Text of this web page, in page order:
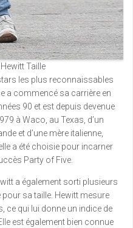
Taille
les plus reconnaissables
a commencé sa carrière en
90 et est depuis devenue
à Waco, au Texas, d’un
et d’une mère italienne,
a été choisie pour incarner
Party of Five.
a également sorti plusieurs
sa taille. Hewitt mesure
ce qui lui donne un indice de
est également bien connue